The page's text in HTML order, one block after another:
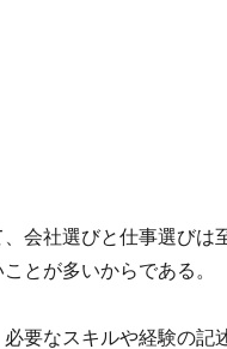
会社選びと仕事選び
とが多いからである。
要なスキルや経験の記